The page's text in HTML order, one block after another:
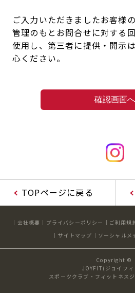
ご入力いただきましたお客様
管理のもとお問合せに対する
使用し、第三者に提供・開示
心ください。
TOPページに戻る
会社概要 プライバシーポリシー ご利用規
サイトマップ
ソーシャルメ
Copyright ©
JOYFIT(ジョイフィ
スポーツクラブ・フィットネス